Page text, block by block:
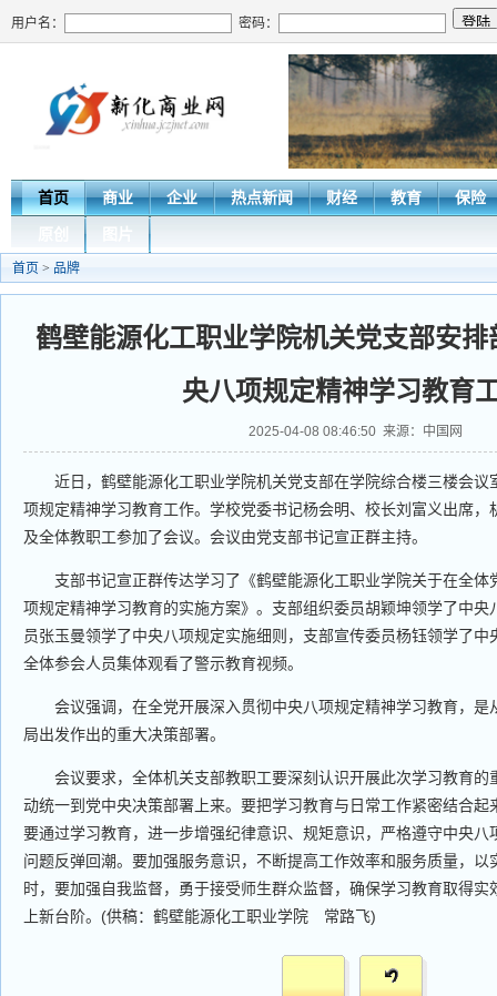
用户名： 密码：
首页 商业 企业 热点新闻 财经 教育 保险
原创 图片
首页 > 品牌
鹤壁能源化工职业学院机关党支部安
央八项规定精神学习教育
2025-04-08 08:46:50 来源：中国网
近日，鹤壁能源化工职业学院机关党支部在学院综合楼三楼会议
项规定精神学习教育工作。学校党委书记杨会明、校长刘富义出席，
及全体教职工参加了会议。会议由党支部书记宣正群主持。
支部书记宣正群传达学习了《鹤壁能源化工职业学院关于在全体
项规定精神学习教育的实施方案》。支部组织委员胡颖坤领学了中央
员张玉曼领学了中央八项规定实施细则，支部宣传委员杨钰领学了
全体参会人员集体观看了警示教育视频。
会议强调，在全党开展深入贯彻中央八项规定精神学习教育，是
局出发作出的重大决策部署。
会议要求，全体机关支部教职工要深刻认识开展此次学习教育的
动统一到党中央决策部署上来。要把学习教育与日常工作紧密结合起
要通过学习教育，进一步增强纪律意识、规矩意识，严格遵守中央八
问题反弹回潮。要加强服务意识，不断提高工作效率和服务质量，以
时，要加强自我监督，勇于接受师生群众监督，确保学习教育取得实
上新台阶。(供稿：鹤壁能源化工职业学院 常路飞)